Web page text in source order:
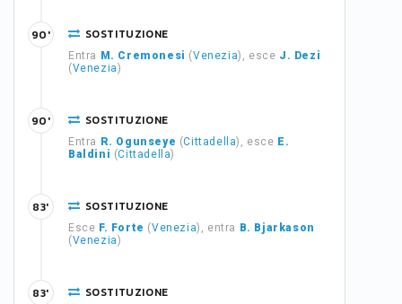
SOSTITUZIONE
Entra M. Cremonesi (Venezia), esce J. Dezi
(Venezia)
90'
SOSTITUZIONE
Entra R. Ogunseye (Cittadella), esce E.
Baldini (Cittadella)
90'
SOSTITUZIONE
Esce F. Forte (Venezia), entra
B. Bjarkason
(Venezia)
83'
SOSTITUZIONE
83'